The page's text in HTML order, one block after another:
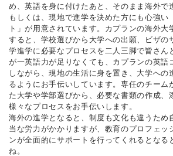
め、英語を身に付けたあと、そのまま海外で
もしくは、現地で進学を決めた方にも心強い
ト」が用意されています。カプランの海外大
すると、学校選びから大学への出願、ビザの
学進学に必要なプロセスを二人三脚で皆さん
が一英語力が足りなくても、カプランの英語
しながら、現地の生活に身を置き、大学への
るようにお手伝いしています。専任のチーム
た大学や学部選びから、必要な書類の作成、
様々なプロセスをお手伝いします。
海外の進学となると、制度も文化も違うため
当な労力がかかりますが、教育のプロフェッ
ンが全面的にサポートを行ってくれるとなる
ね。